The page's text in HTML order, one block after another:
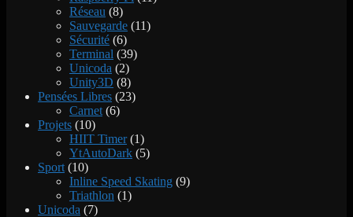
Réseau (8)
Sauvegarde (11)
Sécurité (6)
Terminal (39)
Unicoda (2)
Unity3D (8)
Pensées Libres (23)
Carnet (6)
Projets (10)
HIIT Timer(1)
YtAutoDark (5)
Sport (10)
Inline Speed Skating (9)
Triathlon (1)
Unicoda (7)